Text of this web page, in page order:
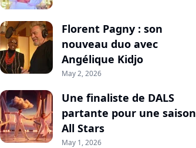
Florent Pagny : son
nouveau duo avec
Angélique Kidjo
May 2, 2026
Une finaliste de DALS
partante pour une saison
All Stars
May 1, 2026